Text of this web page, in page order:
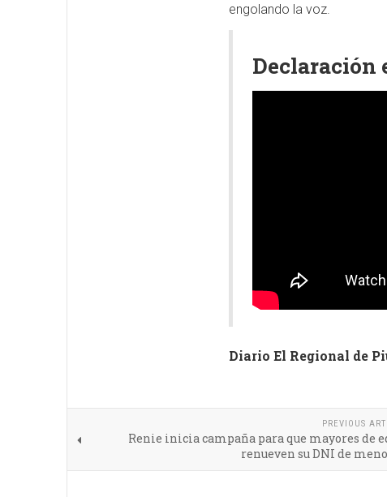
engolando la voz.
Declaración
Diario El Regional de
PREVIOUS
Renie inicia campaña para que mayores de
renueven su DNI de